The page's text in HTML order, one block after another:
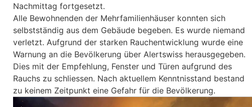
Nachmittag fortgesetzt.
Alle Bewohnenden der Mehrfamilienhäuser konnten sich
selbstständig aus dem Gebäude begeben. Es wurde niemand
verletzt. Aufgrund der starken Rauchentwicklung wurde eine
Warnung an die Bevölkerung über Alertswiss herausgegeben.
Dies mit der Empfehlung, Fenster und Türen aufgrund des
Rauchs zu schliessen. Nach aktuellem Kenntnisstand bestand
zu keinem Zeitpunkt eine Gefahr für die Bevölkerung.